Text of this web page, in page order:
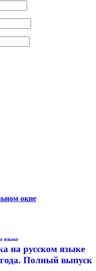
окне
языке
на русском языке
года. Полный выпуск